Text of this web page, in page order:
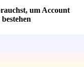
um Account